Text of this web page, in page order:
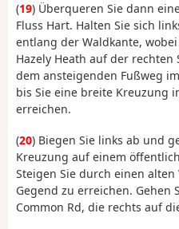
(19) Überqueren Sie dann
Fluss Hart. Halten Sie sich
entlang der Waldkante,
Hazely Heath auf der
dem ansteigenden Fußweg
bis Sie eine breite Kreuzung
erreichen.
(20) Biegen Sie links ab und
Kreuzung auf einem
Steigen Sie durch einen
Gegend zu erreichen. Gehen
Common Rd, die rechts auf